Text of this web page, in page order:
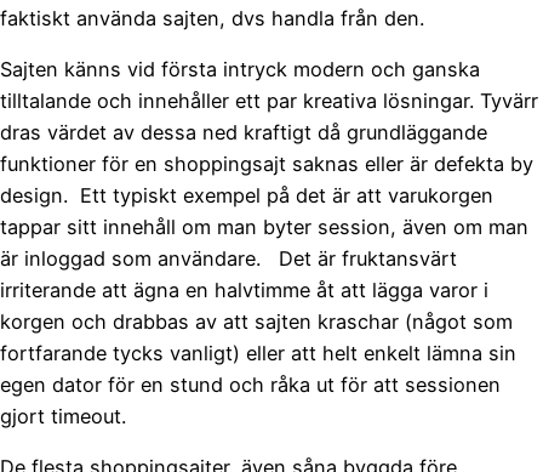
faktiskt använda sajten, dvs handla från den.
Sajten känns vid första intryck modern och ganska
tilltalande och innehåller ett par kreativa lösningar. Tyvärr
dras värdet av dessa ned kraftigt då grundläggande
funktioner för en shoppingsajt saknas eller är defekta by
design. Ett typiskt exempel på det är att varukorgen
tappar sitt innehåll om man byter session, även om man
är inloggad som användare. Det är fruktansvärt
irriterande att ägna en halvtimme åt att lägga varor i
korgen och drabbas av att sajten kraschar (något som
fortfarande tycks vanligt) eller att helt enkelt lämna sin
egen dator för en stund och råka ut för att sessionen
gjort timeout.